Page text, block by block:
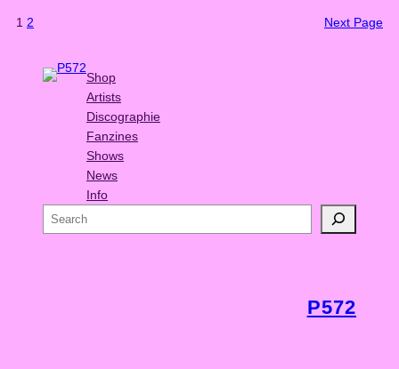
1 2 Next Page
Shop
Artists
Discographie
Fanzines
Shows
News
Info
e
P572